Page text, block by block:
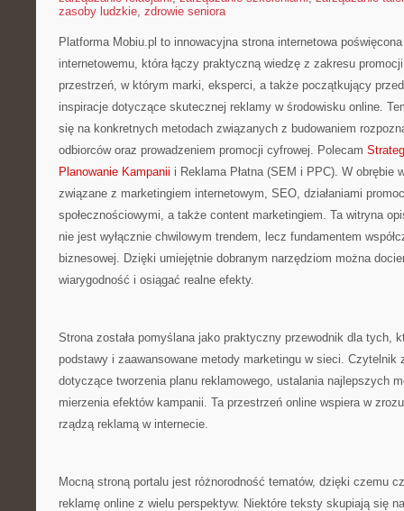
zasoby ludzkie, zdrowie seniora
Platforma Mobiu.pl to innowacyjna strona internetowa
internetowemu, która łączy praktyczną wiedzę z zakresu
przestrzeń, w którym marki, eksperci, a także początkujący
inspiracje dotyczące skutecznej reklamy w środowisku online.
się na konkretnych metodach związanych z budowaniem
odbiorców oraz prowadzeniem promocji cyfrowej. Polecam
Planowanie Kampanii i Reklama Płatna (SEM i PPC). W obrębie
związane z marketingiem internetowym, SEO, działaniami
społecznościowymi, a także content marketingiem. Ta witryna
nie jest wyłącznie chwilowym trendem, lecz fundamentem
biznesowej. Dzięki umiejętnie dobranym narzędziom można
wiarygodność i osiągać realne efekty.
Strona została pomyślana jako praktyczny przewodnik dla tych,
podstawy i zaawansowane metody marketingu w sieci. Czytelnik
dotyczące tworzenia planu reklamowego, ustalania najlepszych
mierzenia efektów kampanii. Ta przestrzeń online wspiera w
rządzą reklamą w internecie.
Mocną stroną portalu jest różnorodność tematów, dzięki czemu
reklamę online z wielu perspektyw. Niektóre teksty skupiają się